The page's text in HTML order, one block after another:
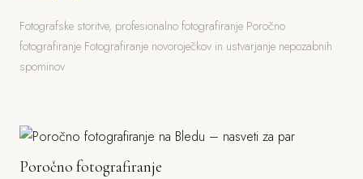
Fotografske storitve, profesionalno fotografiranje Poročno
fotografiranje Fotografiranje novoroječkov in ustvarjanje nepozabnih
spominov
Poročno fotografiranje